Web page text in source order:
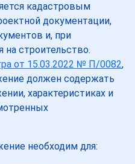
кадастровым
документации,
и, при
на строительство.
от 15.03.2022 № П/0082,
должен содержать
характеристиках и
необходим для: